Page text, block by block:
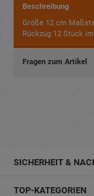
Beschreibung
Größe 12 cm
Rückzug 12 Stück
Fragen zum Artikel
SICHERHEIT &
TOP-KATEGORIEN